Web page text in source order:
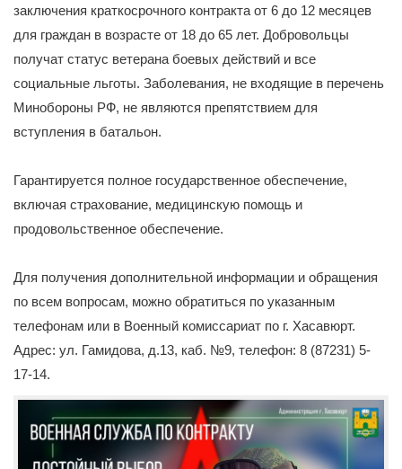
заключения краткосрочного контракта от 6 до 12 месяцев
для граждан в возрасте от 18 до 65 лет. Добровольцы
получат статус ветерана боевых действий и все
социальные льготы. Заболевания, не входящие в перечень
Минобороны РФ, не являются препятствием для
вступления в батальон.
Гарантируется полное государственное обеспечение,
включая страхование, медицинскую помощь и
продовольственное обеспечение.
Для получения дополнительной информации и обращения
по всем вопросам, можно обратиться по указанным
телефонам или в Военный комиссариат по г. Хасавюрт.
Адрес: ул. Гамидова, д.13, каб. №9, телефон: 8 (87231) 5-
17-14.